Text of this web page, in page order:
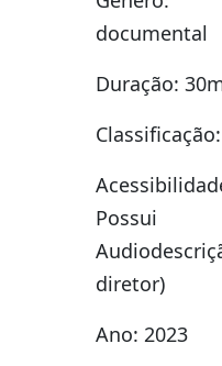
documental
Duração:
Possui
diretor)
Ano: 2023